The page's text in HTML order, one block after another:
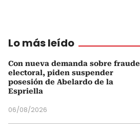
Lo más leído
Con nueva demanda sobre fraude
electoral, piden suspender
posesión de Abelardo de la
Espriella
06/08/2026